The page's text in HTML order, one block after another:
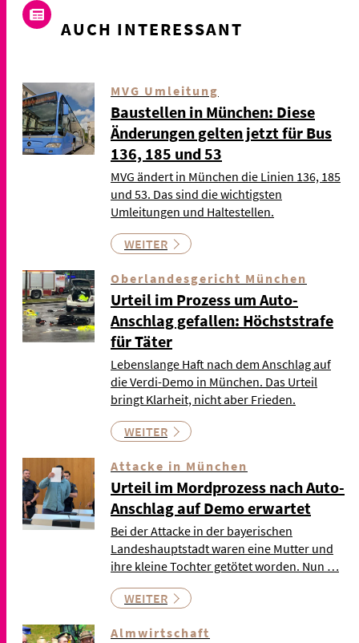
AUCH INTERESSANT
MVG Umleitung
Baustellen in München: Diese
Änderungen gelten jetzt für Bus
136, 185 und 53
MVG ändert in München die Linien 136, 185
und 53. Das sind die wichtigsten
Umleitungen und Haltestellen.
WEITER
Oberlandesgericht München
Urteil im Prozess um Auto-
Anschlag gefallen: Höchststrafe
für Täter
Lebenslange Haft nach dem Anschlag auf
die Verdi-Demo in München. Das Urteil
bringt Klarheit, nicht aber Frieden.
WEITER
Attacke in München
Urteil im Mordprozess nach Auto-
Anschlag auf Demo erwartet
Bei der Attacke in der bayerischen
Landeshauptstadt waren eine Mutter und
ihre kleine Tochter getötet worden. Nun …
WEITER
Almwirtschaft